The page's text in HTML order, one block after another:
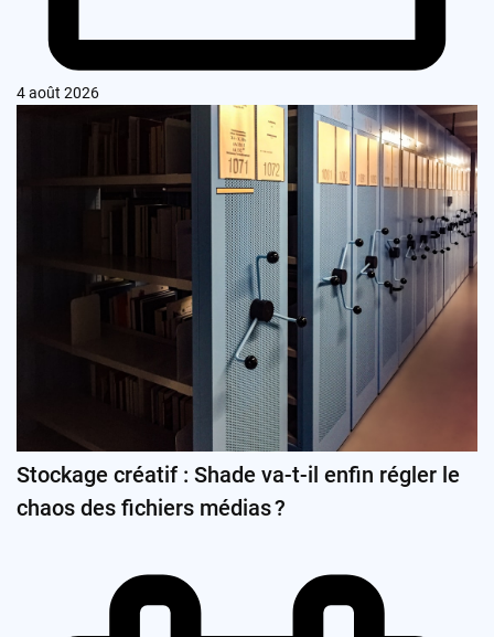
4 août 2026
Stockage créatif : Shade va-t-il enfin régler le
chaos des fichiers médias ?